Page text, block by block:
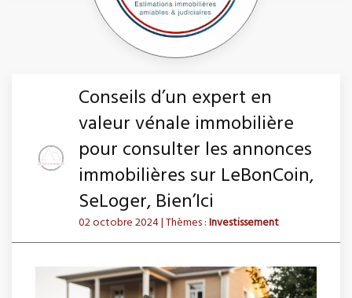
Conseils d’un expert en
valeur vénale immobilière
pour consulter les annonces
immobilières sur LeBonCoin,
SeLoger, Bien’Ici
02 octobre 2024| Thèmes :Investissement